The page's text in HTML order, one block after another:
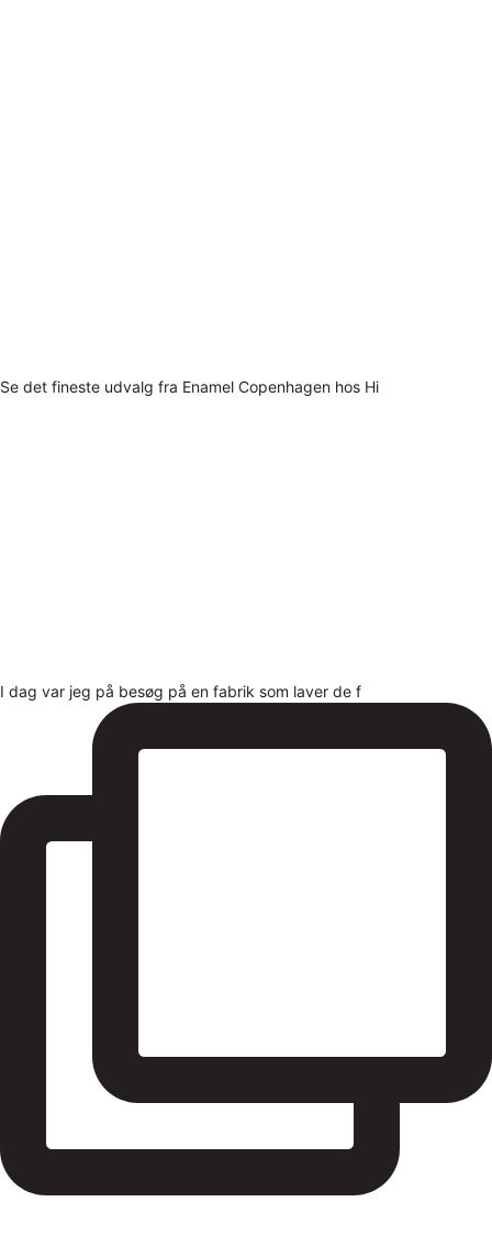
Se det fineste udvalg fra Enamel Copenhagen hos Hi
I dag var jeg på besøg på en fabrik som laver de f